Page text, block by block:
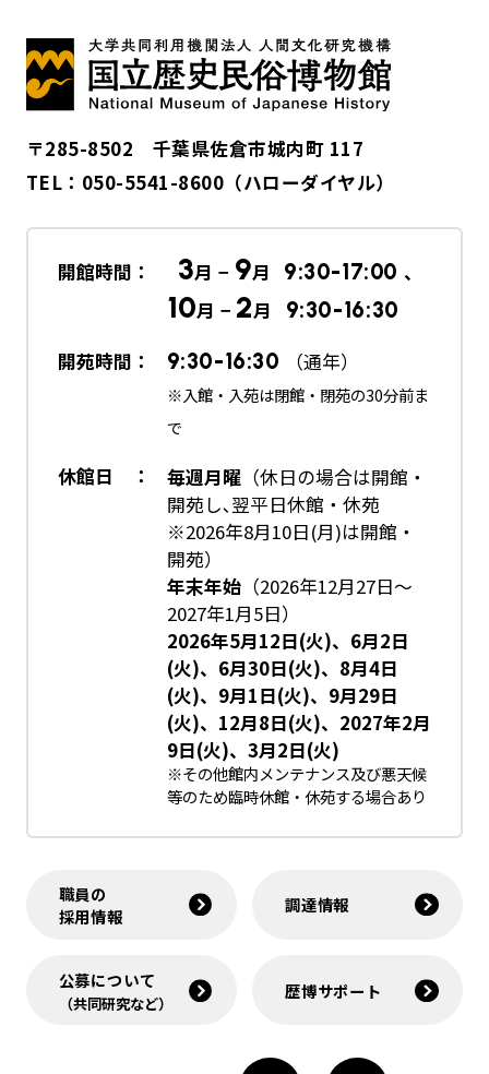
開館時間： 3月 − 9月 9:30-17:00 、
10月 − 2月
9:30-16:30
開苑時間：
9:30-16:30 （通年）
※入館・入苑は閉館・閉苑の30分前ま
で
休館日 ： 毎週月曜（休日の場合は開館・
開苑し､翌平日休館・休苑
※2026年8月10日(月)は開館・
開苑）
年末年始（2026年12月27日～
2027年1月5日）
2026年5月12日(火)、6月2日
(火)、6月30日(火)、8月4日
(火)、9月1日(火)、9月29日
(火)、12月8日(火)、2027年2月
9日(火)、3月2日(火)
※その他館内メンテナンス及び悪天候
等のため臨時休館・休苑する場合あり
職員の
採用情報
調達情報
公募について
（共同研究など）
歴博サポート
〒285-8502 千葉県佐倉市城内町 117
TEL： 050-5541-8600 （ハローダイヤル）